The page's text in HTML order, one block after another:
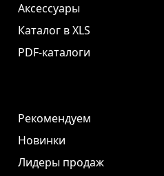
Аксессуары
Каталог в XLS
PDF-каталоги
Рекомендуем
Новинки
Лидеры продаж